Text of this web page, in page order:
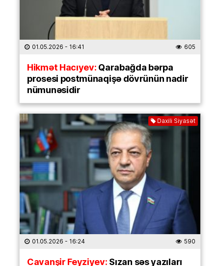
01.05.2026 - 16:41 605
Hikmət Hacıyev:Qarabağda bərpa
prosesi postmünaqişə dövrünün nadir
nümunəsidir
Daxili Siyasət
01.05.2026 - 16:24 590
Cavanşir Feyziyev:Sızan səs yazıları